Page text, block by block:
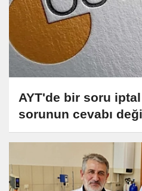
AYT'de bir soru
sorunun cevabı